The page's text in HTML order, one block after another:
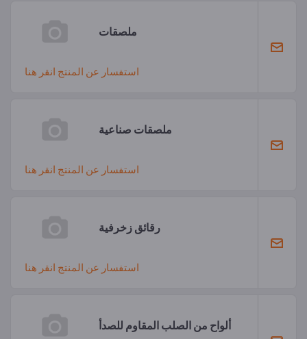
ملصقات
استفسار عن المنتج انقر هنا
ملصقات صناعية
استفسار عن المنتج انقر هنا
رقائق زخرفية
استفسار عن المنتج انقر هنا
ألواح من الصلب المقاوم للصدأ